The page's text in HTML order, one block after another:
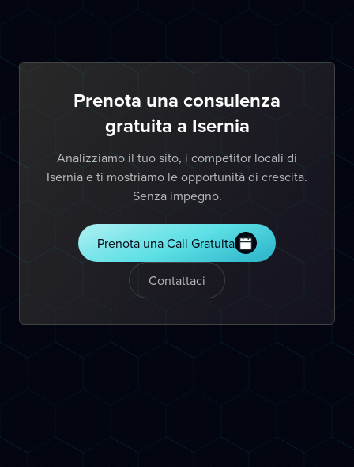
Prenota una consulenza
gratuita a Isernia
Analizziamo il tuo sito, i competitor locali di
Isernia e ti mostriamo le opportunità di crescita.
Senza impegno.
Prenota una Call Gratuita
Contattaci